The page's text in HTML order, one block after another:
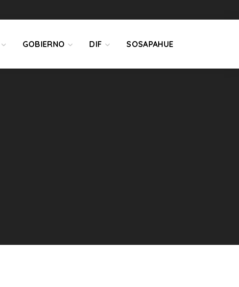
GOBIERNO DIF SOSAPAHUE